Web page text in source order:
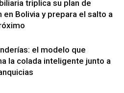
triplica su plan de
en Bolivia y prepara el salto a
el modelo que
la colada inteligente junto a